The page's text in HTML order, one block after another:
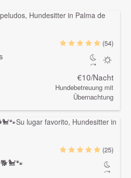
(54)
€10/Nacht
Hundebetreuung mit
Übernachtung
(25)